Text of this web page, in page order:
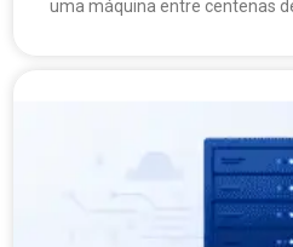
uma máquina entre centenas